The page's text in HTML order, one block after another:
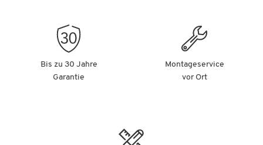
Bis zu 30 Jahre
Garantie
Montageservice
vor Ort